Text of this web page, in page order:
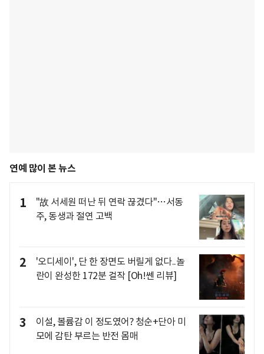
연예 많이 본 뉴스
1
"故 서세원 떠난 뒤 연락 끊겼다"…서동
주, 동생과 절연 고백
2
'오디세이', 단 한 장면도 버릴게 없다..놀
란이 완성한 172분 걸작 [Oh!쎈 리뷰]
3
이설, 볼륨감 이 정도였어? 청순+단아 미
모에 감탄 부르는 반전 몸매